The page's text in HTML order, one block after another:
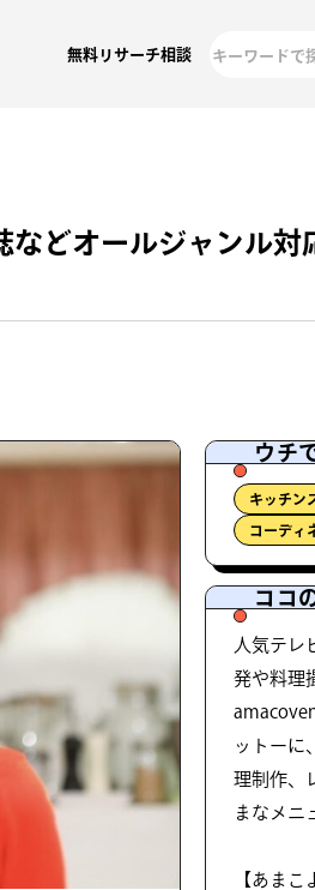
無料リサーチ相談
どオールジャンル対
ウチ
キッチン
コーディ
ココ
人気テレ
発や料理
ットーに
理制作、
まなメニ
【あまこ